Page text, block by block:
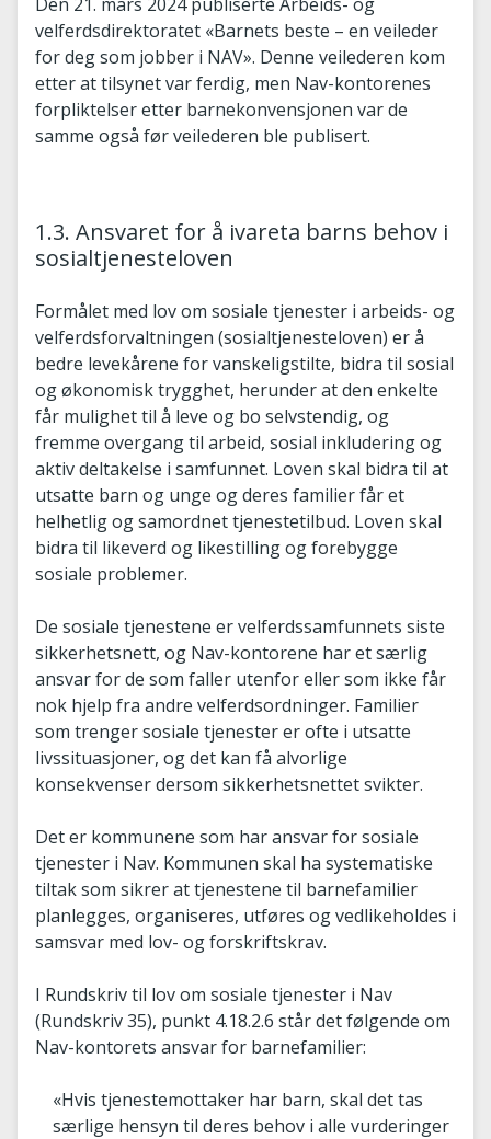
velferdsdirektoratet «Barnets beste – en veileder
for deg som jobber i NAV». Denne veilederen kom
etter at tilsynet var ferdig, men Nav-kontorenes
forpliktelser etter barnekonvensjonen var de
samme også før veilederen ble publisert.
1.3. Ansvaret for å ivareta barns behov i
sosialtjenesteloven
Formålet med lov om sosiale tjenester i arbeids- og
velferdsforvaltningen (sosialtjenesteloven) er å
bedre levekårene for vanskeligstilte, bidra til sosial
og økonomisk trygghet, herunder at den enkelte
får mulighet til å leve og bo selvstendig, og
fremme overgang til arbeid, sosial inkludering og
aktiv deltakelse i samfunnet. Loven skal bidra til at
utsatte barn og unge og deres familier får et
helhetlig og samordnet tjenestetilbud. Loven skal
bidra til likeverd og likestilling og forebygge
sosiale problemer.
De sosiale tjenestene er velferdssamfunnets siste
sikkerhetsnett, og Nav-kontorene har et særlig
ansvar for de som faller utenfor eller som ikke får
nok hjelp fra andre velferdsordninger. Familier
som trenger sosiale tjenester er ofte i utsatte
livssituasjoner, og det kan få alvorlige
konsekvenser dersom sikkerhetsnettet svikter.
Det er kommunene som har ansvar for sosiale
tjenester i Nav. Kommunen skal ha systematiske
tiltak som sikrer at tjenestene til barnefamilier
planlegges, organiseres, utføres og vedlikeholdes i
samsvar med lov- og forskriftskrav.
I Rundskriv til lov om sosiale tjenester i Nav
(Rundskriv 35), punkt 4.18.2.6 står det følgende om
Nav-kontorets ansvar for barnefamilier:
«Hvis tjenestemottaker har barn, skal det tas
særlige hensyn til deres behov i alle vurderinger